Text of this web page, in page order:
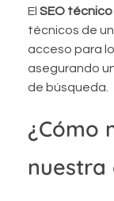
El SEO técnico
técnicos de
acceso para
asegurando
de búsqueda.
¿Cómo
nuestra